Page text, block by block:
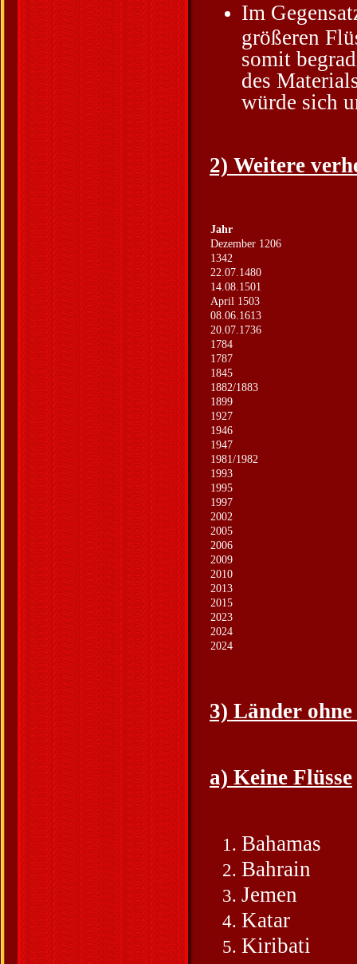
Im
größeren
somit
des
würde sich
2) Weitere
Jahr
Dezember 1206
1342
22.07.1480
14.08.1501
April 1503
08.06.1613
20.07.1736
1784
1787
1845
1882/1883
1899
1927
1946
1947
1981/1982
1993
1995
1997
2002
2005
2006
2009
2010
2013
2015
2023
2024
2024
3) Länder
a) Keine Flüsse
Bahamas
Bahrain
Jemen
Katar
Kiribati